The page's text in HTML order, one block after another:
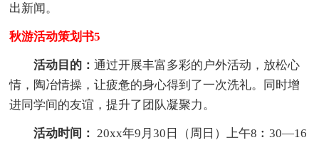
出新闻。
秋游活动策划书5
活动目的：通过开展丰富多彩的户外活动，放松心
情，陶冶情操，让疲惫的身心得到了一次洗礼。同时增
进同学间的友谊，提升了团队凝聚力。
活动时间： 20xx年9月30日（周日）上午8︰30—16